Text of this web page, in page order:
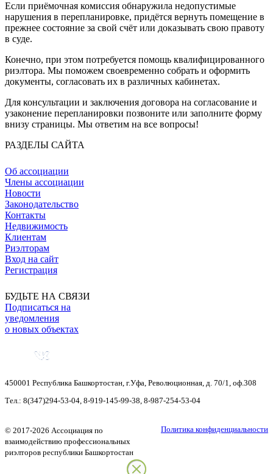
Если приёмочная комиссия обнаружила недопустимые
нарушения в перепланировке, придётся вернуть помещение в
прежнее состояние за свой счёт или доказывать свою правоту
в суде.
Конечно, при этом потребуется помощь квалифицированного
риэлтора. Мы поможем своевременно собрать и оформить
документы, согласовать их в различных кабинетах.
Для консультации и заключения договора на согласование и
узаконение перепланировки позвоните или заполните форму
внизу страницы. Мы ответим на все вопросы!
РАЗДЕЛЫ САЙТА
Об ассоциации
Члены ассоциации
Новости
Законодательство
Контакты
Недвижимость
Клиентам
Риэлторам
Вход на сайт
Регистрация
БУДЬТЕ НА СВЯЗИ
Подписаться на
уведомления
о новых объектах
450001 Республика Башкортостан, г.Уфа, Революционная, д. 70/1, оф.308
Тел.: 8(347)294-53-04, 8-919-145-99-38, 8-987-254-53-04
Политика конфиденциальности
© 2017-2026 Ассоциация по
взаимодействию профессиональных
риэлторов республики Башкортостан